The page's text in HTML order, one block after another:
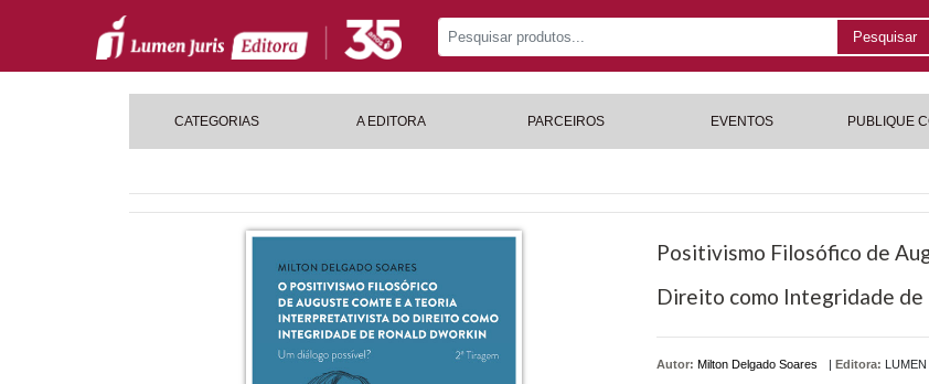
Pesquisar
CATEGORIAS A EDITORA PARCEIROS EVENTOS PUBLIQUE
Positivismo Filosófico de
Direito como Integridade de
Autor: Milton Delgado Soares | Editora: